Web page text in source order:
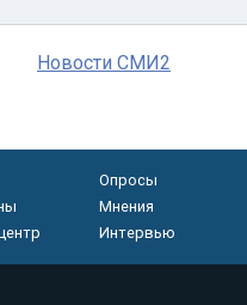
Новости СМИ2
Опросы
Мнения
Интервью